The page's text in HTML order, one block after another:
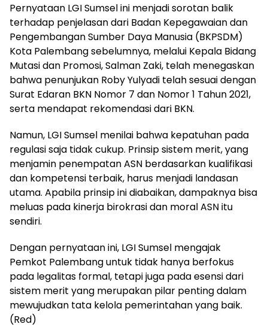
Pernyataan LGI Sumsel ini menjadi sorotan balik
terhadap penjelasan dari Badan Kepegawaian dan
Pengembangan Sumber Daya Manusia (BKPSDM)
Kota Palembang sebelumnya, melalui Kepala Bidang
Mutasi dan Promosi, Salman Zaki, telah menegaskan
bahwa penunjukan Roby Yulyadi telah sesuai dengan
Surat Edaran BKN Nomor 7 dan Nomor 1 Tahun 2021,
serta mendapat rekomendasi dari BKN.
Namun, LGI Sumsel menilai bahwa kepatuhan pada
regulasi saja tidak cukup. Prinsip sistem merit, yang
menjamin penempatan ASN berdasarkan kualifikasi
dan kompetensi terbaik, harus menjadi landasan
utama. Apabila prinsip ini diabaikan, dampaknya bisa
meluas pada kinerja birokrasi dan moral ASN itu
sendiri.
Dengan pernyataan ini, LGI Sumsel mengajak
Pemkot Palembang untuk tidak hanya berfokus
pada legalitas formal, tetapi juga pada esensi dari
sistem merit yang merupakan pilar penting dalam
mewujudkan tata kelola pemerintahan yang baik.
(Red)